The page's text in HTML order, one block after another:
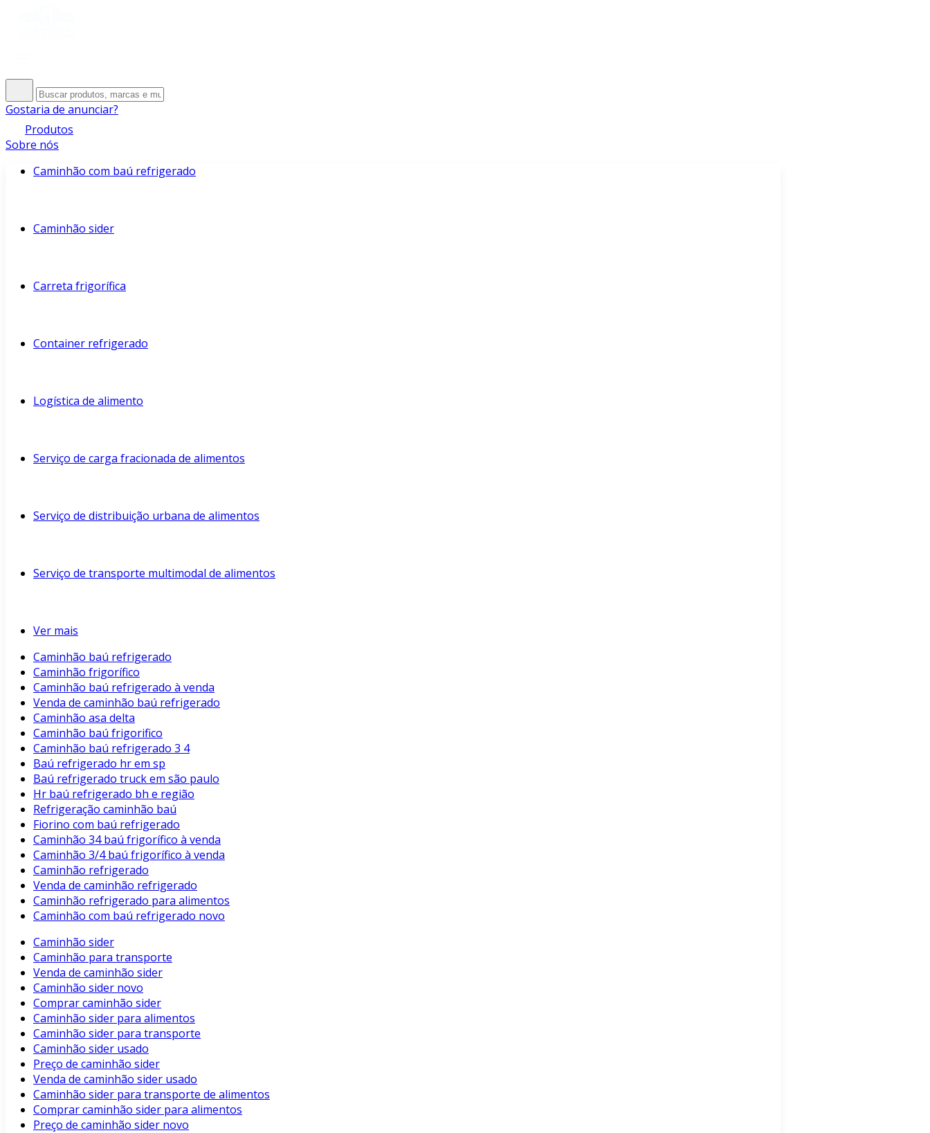
Gostaria de anunciar?
Produtos
Sobre nós
Caminhão com baú refrigerado
Caminhão sider
Carreta frigorífica
Container refrigerado
Logística de alimento
Serviço de carga fracionada de alimentos
Serviço de distribuição urbana de alimentos
Serviço de transporte multimodal de alimentos
Ver mais
Caminhão baú refrigerado
Caminhão frigorífico
Caminhão baú refrigerado à venda
Venda de caminhão baú refrigerado
Caminhão asa delta
Caminhão baú frigorifico
Caminhão baú refrigerado 3 4
Baú refrigerado hr em sp
Baú refrigerado truck em são paulo
Hr baú refrigerado bh e região
Refrigeração caminhão baú
Fiorino com baú refrigerado
Caminhão 34 baú frigorífico à venda
Caminhão 3/4 baú frigorífico à venda
Caminhão refrigerado
Venda de caminhão refrigerado
Caminhão refrigerado para alimentos
Caminhão com baú refrigerado novo
Caminhão sider
Caminhão para transporte
Venda de caminhão sider
Caminhão sider novo
Comprar caminhão sider
Caminhão sider para alimentos
Caminhão sider para transporte
Caminhão sider usado
Preço de caminhão sider
Venda de caminhão sider usado
Caminhão sider para transporte de alimentos
Comprar caminhão sider para alimentos
Preço de caminhão sider novo